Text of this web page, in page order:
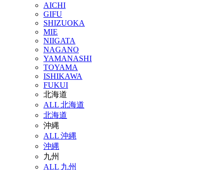
AICHI
GIFU
SHIZUOKA
MIE
NIIGATA
NAGANO
YAMANASHI
TOYAMA
ISHIKAWA
FUKUI
北海道
ALL 北海道
北海道
沖縄
ALL 沖縄
沖縄
九州
ALL 九州